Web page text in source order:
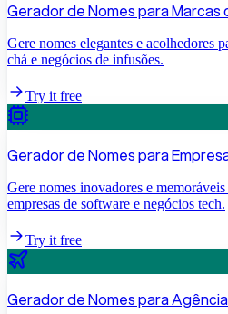
Gerador de Nomes para Marcas
Gere nomes elegantes e acolhedores
chá e negócios de infusões.
Try it free
Gerador de Nomes para
Gere nomes inovadores e
empresas de software e negócios tech.
Try it free
Gerador de Nomes para